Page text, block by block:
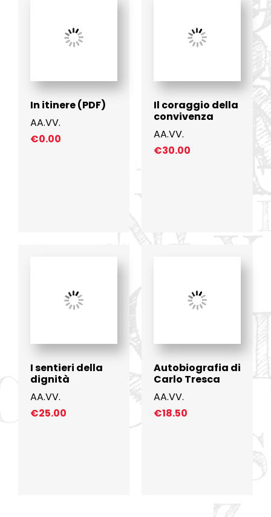
In itinere (PDF)
AA.VV.
€0.00
Il coraggio della
convivenza
AA.VV.
€30.00
I sentieri della
dignità
AA.VV.
€25.00
Autobiografia di
Carlo Tresca
AA.VV.
€18.50